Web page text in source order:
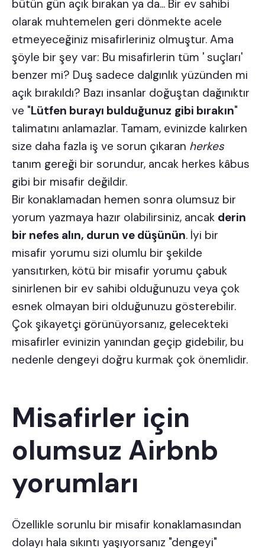
bütün gün açık bırakan ya da... Bir ev sahibi
olarak muhtemelen geri dönmekte acele
etmeyeceğiniz misafirleriniz olmuştur. Ama
şöyle bir şey var: Bu misafirlerin tüm ' suçları'
benzer mi? Duş sadece dalgınlık yüzünden mi
açık bırakıldı? Bazı insanlar doğuştan dağınıktır
ve "Lütfen burayı bulduğunuz gibi bırakın"
talimatını anlamazlar. Tamam, evinizde kalırken
size daha fazla iş ve sorun çıkaran herkes
tanım gereği bir sorundur, ancak herkes kâbus
gibi bir misafir değildir.
Bir konaklamadan hemen sonra olumsuz bir
yorum yazmaya hazır olabilirsiniz, ancak derin
bir nefes alın, durun ve düşünün. İyi bir
misafir yorumu sizi olumlu bir şekilde
yansıtırken, kötü bir misafir yorumu çabuk
sinirlenen bir ev sahibi olduğunuzu veya çok
esnek olmayan biri olduğunuzu gösterebilir.
Çok şikayetçi görünüyorsanız, gelecekteki
misafirler evinizin yanından geçip gidebilir, bu
nedenle dengeyi doğru kurmak çok önemlidir.
Misafirler için
olumsuz Airbnb
yorumları
Özellikle sorunlu bir misafir konaklamasından
dolayı hala sıkıntı yaşıyorsanız "dengeyi"